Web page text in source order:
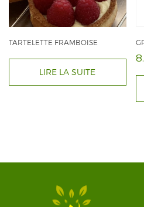
TARTELETTE FRAMBOISE
LIRE LA SUITE